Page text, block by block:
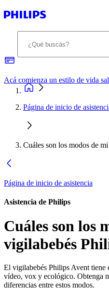
Página de inicio de
Cuáles son los modos de
Página de inicio de asistencia
Asistencia de Philips
Cuáles son los
vigilabebés
El vigilabebés Philips Avent tiene
vídeo, vox y ecológico. Obtenga
diferencias entre estos modos.